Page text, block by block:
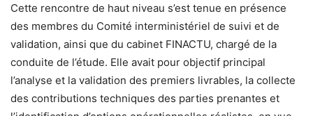
Cette rencontre de haut niveau s’est tenue en présence
des membres du Comité interministériel de suivi et de
validation, ainsi que du cabinet FINACTU, chargé de la
conduite de l’étude. Elle avait pour objectif principal
l’analyse et la validation des premiers livrables, la collecte
des contributions techniques des parties prenantes et